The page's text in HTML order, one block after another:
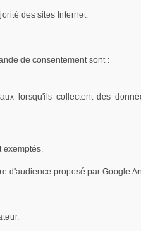
des sites Internet.
de consentement sont :
lorsqu'ils collectent des
exemptés.
d'audience proposé par Google